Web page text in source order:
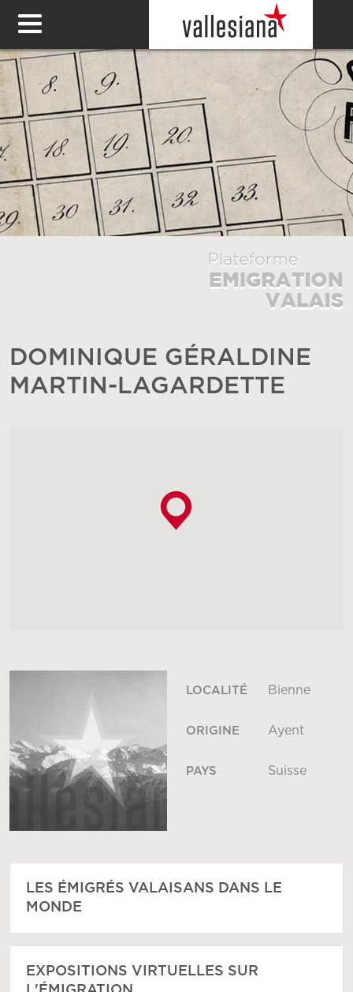
DOMINIQUE GÉRALDINE
MARTIN-LAGARDETTE
LOCALITÉ Bienne
ORIGINE Ayent
PAYS Suisse
LES ÉMIGRÉS VALAISANS DANS LE
MONDE
EXPOSITIONS VIRTUELLES SUR